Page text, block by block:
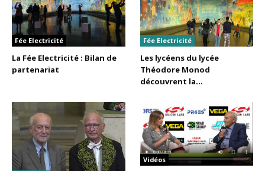
Fée Electricité
La Fée Electricité : Bilan de
partenariat
Fée Electricité
Les lycéens du lycée
Théodore Monod
découvrent la...
Vidéos